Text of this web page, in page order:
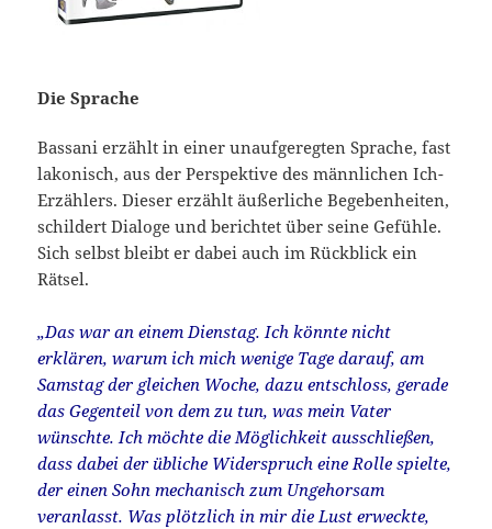
Die Sprache
Bassani erzählt in einer unaufgeregten Sprache, fast
lakonisch, aus der Perspektive des männlichen Ich-
Erzählers. Dieser erzählt äußerliche Begebenheiten,
schildert Dialoge und berichtet über seine Gefühle.
Sich selbst bleibt er dabei auch im Rückblick ein
Rätsel.
„Das war an einem Dienstag. Ich könnte nicht
erklären, warum ich mich wenige Tage darauf, am
Samstag der gleichen Woche, dazu entschloss, gerade
das Gegenteil von dem zu tun, was mein Vater
wünschte. Ich möchte die Möglichkeit ausschließen,
dass dabei der übliche Widerspruch eine Rolle spielte,
der einen Sohn mechanisch zum Ungehorsam
veranlasst. Was plötzlich in mir die Lust erweckte,